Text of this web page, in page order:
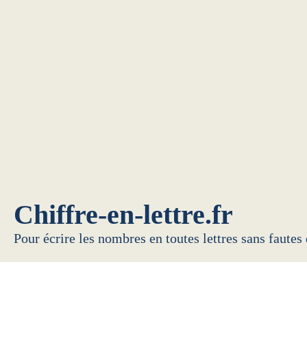
Chiffre-en-lettre.fr
Pour écrire les nombres en toutes lettres sans